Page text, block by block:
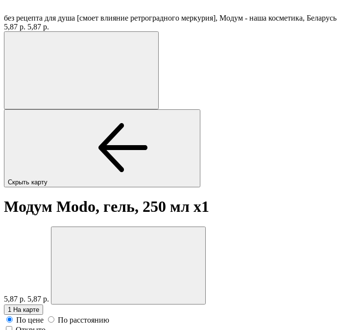
без рецепта для душа [смоет влияние ретроградного меркурия], Модум - наша косметика, Беларусь
5,87 р. 5,87 р.
Скрыть карту
Модум Modo, гель, 250 мл x1
5,87 р. 5,87 р.
1 На карте
По цене
По расстоянию